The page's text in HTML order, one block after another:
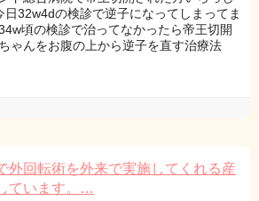
日32w4dの検診で逆子になってしまってま
頃の検診で治ってなかったら帝王切開
ゃんをお腹の上から逆子を直す治療法
外回転術を外来で実施してくれる産
ています。…